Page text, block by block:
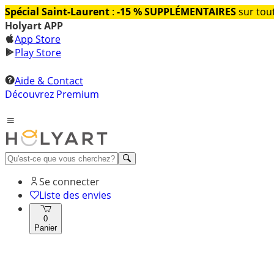
Spécial Saint-Laurent : -15 % SUPPLÉMENTAIRESsur
Holyart APP
App Store
Play Store
Aide & Contact
Découvrez Premium
Se connecter
Liste des envies
0
Panier